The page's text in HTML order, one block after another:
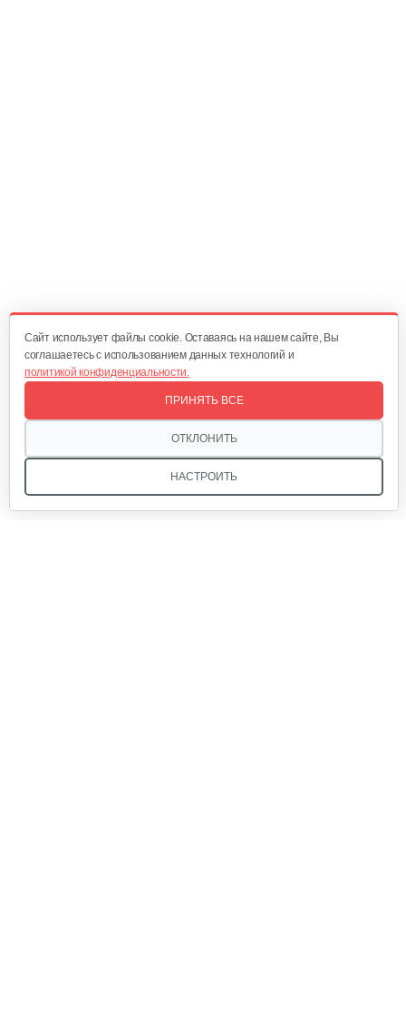
Cайт использует файлы cookie. Оставаясь на нашем сайте, Вы
соглашаетесь с использованием данных технологий и
политикой конфиденциальности.
НАСТРОИТЬ
ОТКЛОНИТЬ
ПРИНЯТЬ ВСЕ